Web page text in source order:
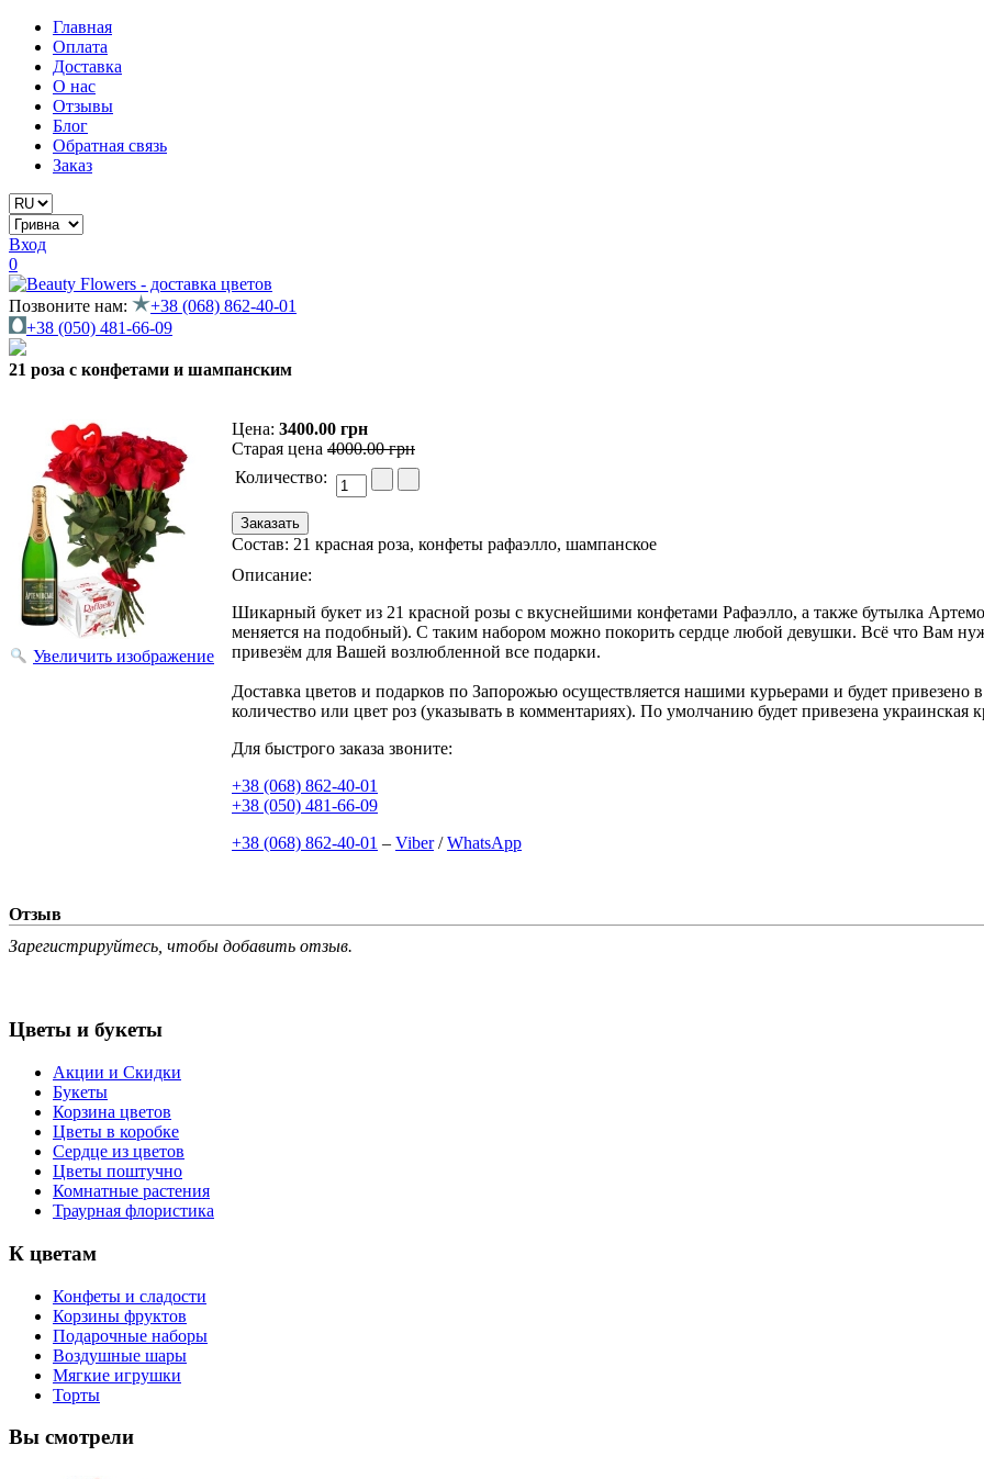
Главная
Оплата
Доставка
О нас
Отзывы
Блог
Обратная связь
Заказ
Вход
0
Позвоните нам:
+38 (068) 862-40-01
+38 (050) 481-66-09
21 роза с конфетами и шампанским
Увеличить изображение
Цена: 3400.00 грн
Старая цена 4000.00 грн
Количество:
Состав: 21 красная роза, конфеты рафаэлло, шампанское
Описание:
Шикарный букет из 21 красной розы с вкуснейшими конфетами Рафаэлло, а также бутылка
меняется на подобный). С таким набором можно покорить сердце любой девушки. Всё что Вам
привезём для Вашей возлюбленной все подарки.
Доставка цветов и подарков по Запорожью осуществляется нашими курьерами и будет привезено
количество или цвет роз (указывать в комментариях). По умолчанию будет привезена украинская
Для быстрого заказа звоните:
+38 (068) 862-40-01
+38 (050) 481-66-09
+38 (068) 862-40-01 – Viber/WhatsApp
Отзыв
Зарегистрируйтесь, чтобы добавить отзыв.
Цветы и букеты
Акции и Скидки
Букеты
Корзина цветов
Цветы в коробке
Сердце из цветов
Цветы поштучно
Комнатные растения
Траурная флористика
К цветам
Конфеты и сладости
Корзины фруктов
Подарочные наборы
Воздушные шары
Мягкие игрушки
Торты
Вы смотрели